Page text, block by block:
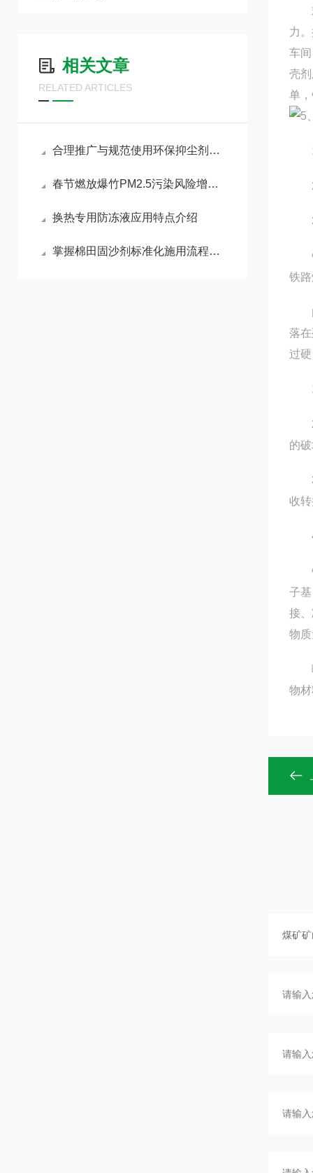
相关文章
RELATED ARTICLES
合理推广与规范使用环保抑尘剂助力各行业扬尘达标治理
春节燃放爆竹PM2.5污染风险增加，如何做好污染防治工作
换热专用防冻液应用特点介绍
掌握棉田固沙剂标准化施用流程减少风沙侵蚀对棉苗的损伤
欢
力
车
壳
单
5
1.
2.
3.
铁
铁
由
落
过
1
2
的
3
收
4
铁
子
接
物
喷
物